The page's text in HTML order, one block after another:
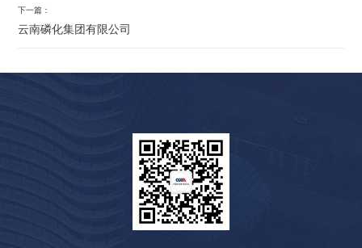
下一篇：
云南磷化集团有限公司